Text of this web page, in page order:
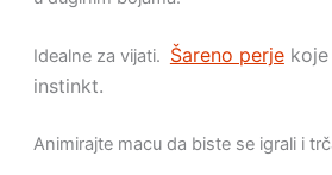
Idealne za vijati. Šareno perjekoje
instinkt.
Animirajte macu da biste se igrali i